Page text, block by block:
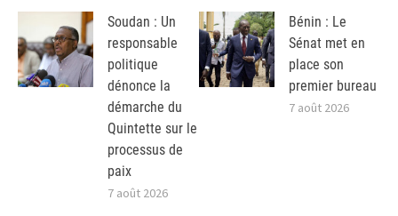
Soudan : Un
responsable
politique
dénonce la
démarche du
Quintette sur le
processus de
paix
7 août 2026
Bénin : Le
Sénat met en
place son
premier bureau
7 août 2026